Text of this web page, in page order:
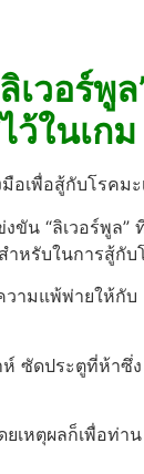
เวอร์พู
ในเก
อเพื่อสู้กับโรคมะ
“ลิเวอร์พูล”
หรับในการสู้กับ
วามแพ้พ่ายให้กับ
ห์ ซัดประตูที่ห้าซึ่ง
เหตุผลก็เพื่อท่าน